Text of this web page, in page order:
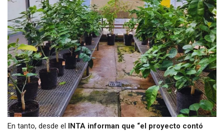
En tanto, desde el INTA informan que “el proyecto contó